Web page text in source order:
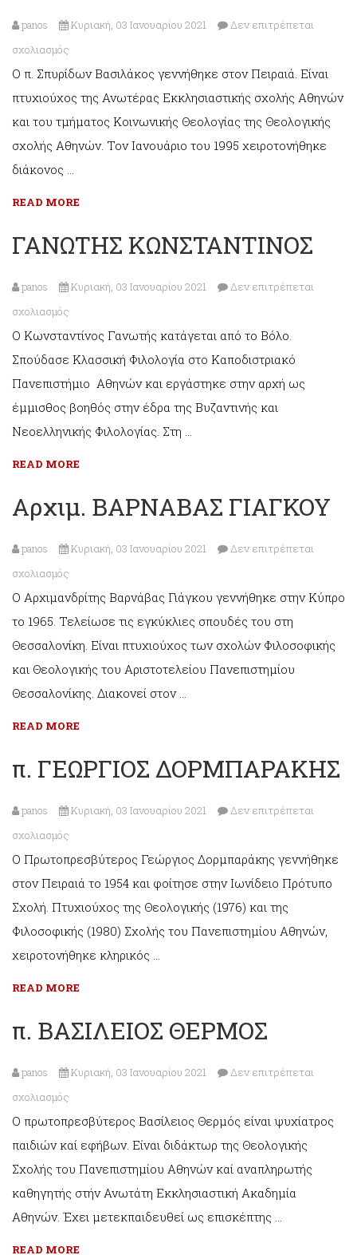
panos Κυριακή, 03 Ιανουαρίου 2021
Δεν επιτρέπεται
σχολιασμός
π.
ΣΠΥΡΙΔΩΝ
ΒΑΣΙΛΑΚΟΣ
Ο π. Σπυρίδων Βασιλάκος γεννήθηκε στον Πειραιά. Είναι
πτυχιούχος της Ανωτέρας Εκκλησιαστικής σχολής Αθηνών
και του τμήματος Κοινωνικής Θεολογίας της Θεολογικής
σχολής Αθηνών. Τον Ιανουάριο του 1995 χειροτονήθηκε
διάκονος …
READ MORE
ΓΑΝΩΤΗΣ ΚΩΝΣΤΑΝΤΙΝΟΣ
panos Κυριακή, 03 Ιανουαρίου 2021
Δεν επιτρέπεται
σχολιασμός
ΓΑΝΩΤΗΣ
ΚΩΝΣΤΑΝΤΙΝΟΣ
Ο Κωνσταντίνος Γανωτής κατάγεται από το Βόλο.
Σπούδασε Κλασσική Φιλολογία στο Καποδιστριακό
Πανεπιστήμιο Αθηνών και εργάστηκε στην αρχή ως
έμμισθος βοηθός στην έδρα της Βυζαντινής και
Νεοελληνικής Φιλολογίας. Στη …
READ MORE
Αρχιμ. ΒΑΡΝΑΒΑΣ ΓΙΑΓΚΟΥ
panos Κυριακή, 03 Ιανουαρίου 2021
Δεν επιτρέπεται
σχολιασμός
Αρχιμ.
ΒΑΡΝΑΒΑΣ
ΓΙΑΓΚΟΥ
Ο Αρχιμανδρίτης Βαρνάβας Γιάγκου γεννήθηκε στην Κύπρο
το 1965. Τελείωσε τις εγκύκλιες σπουδές του στη
Θεσσαλονίκη. Είναι πτυχιούχος των σχολών Φιλοσοφικής
και Θεολογικής του Αριστοτελείου Πανεπιστημίου
Θεσσαλονίκης. Διακονεί στον …
READ MORE
π. ΓΕΩΡΓΙΟΣ ΔΟΡΜΠΑΡΑΚΗΣ
panos Κυριακή, 03 Ιανουαρίου 2021
Δεν επιτρέπεται
σχολιασμός
π.
ΓΕΩΡΓΙΟΣ
ΔΟΡΜΠΑΡΑΚΗΣ
Ο Πρωτοπρεσβύτερος Γεώργιος Δορμπαράκης γεννήθηκε
στον Πειραιά το 1954 και φοίτησε στην Ιωνίδειο Πρότυπο
Σχολή. Πτυχιούχος της Θεολογικής (1976) και της
Φιλοσοφικής (1980) Σχολής του Πανεπιστημίου Αθηνών,
χειροτονήθηκε κληρικός …
READ MORE
π. ΒΑΣΙΛΕΙΟΣ ΘΕΡΜΟΣ
panos Κυριακή, 03 Ιανουαρίου 2021
Δεν επιτρέπεται
σχολιασμός
π.
ΒΑΣΙΛΕΙΟΣ
ΘΕΡΜΟΣ
Ο πρωτοπρεσβύτερος Βασίλειος Θερμός είναι ψυχίατρος
παιδιών καί εφήβων. Είναι διδάκτωρ της Θεολογικής
Σχολής του Πανεπιστημίου Αθηνών καί αναπληρωτής
καθηγητής στήν Ανωτάτη Εκκλησιαστική Ακαδημία
Αθηνών. Έχει μετεκπαιδευθεί ως επισκέπτης …
READ MORE